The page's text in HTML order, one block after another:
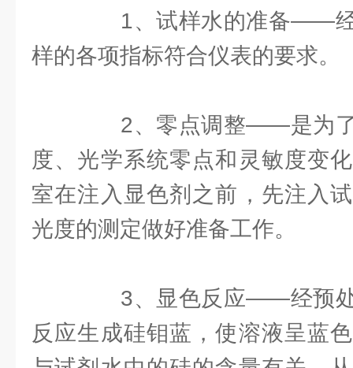
1、试样水的准备——经
样的各项指标符合仪表的要求。
2、零点调整——是为了
度、光学系统零点和灵敏度变
室在注入显色剂之前，先注入
光度的测定做好准备工作。
3、显色反应——经预处
反应生成硅钼蓝，使溶液呈蓝